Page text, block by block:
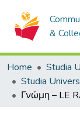
&
Home